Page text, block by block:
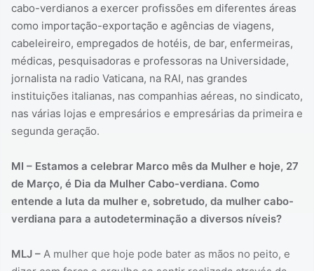
cabo-verdianos a exercer profissões em diferentes áreas
como importação-exportação e agências de viagens,
cabeleireiro, empregados de hotéis, de bar, enfermeiras,
médicas, pesquisadoras e professoras na Universidade,
jornalista na radio Vaticana, na RAI, nas grandes
instituições italianas, nas companhias aéreas, no sindicato,
nas várias lojas e empresários e empresárias da primeira e
segunda geração.
MI – Estamos a celebrar Marco mês da Mulher e hoje, 27
de Março, é Dia da Mulher Cabo-verdiana. Como
entende a luta da mulher e, sobretudo, da mulher cabo-
verdiana para a autodeterminação a diversos níveis?
MLJ – A mulher que hoje pode bater as mãos no peito, e